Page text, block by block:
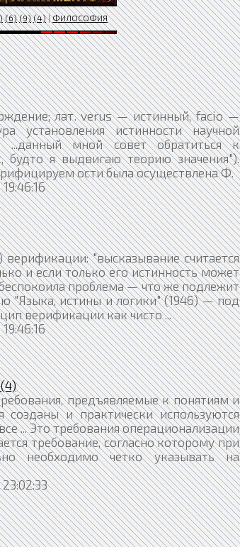
(6) (9) (4)|ФИЛОСОФИЯ
лат. verus — истинный, facio —
установления истинности научной
...данный мной совет обратиться к
я выдвигаю теорию значения").
ости была осуществлена Ф.
"высказывание считается
и если только его истинность может
проблема — что же подлежит
"Языка, истины и логики" (1946) — под
верификации как чисто ...
предъявляемые к понятиям и
и практически используются
... Это требования операционализации
требование, согласно которому при
необходимо четко указывать на